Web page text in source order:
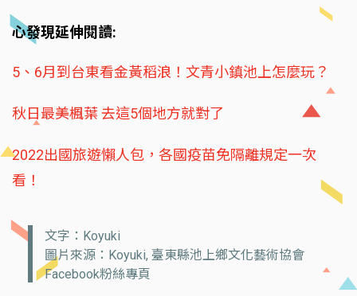
心發現延伸閱讀:
5、6月到台東看金黃稻浪！文青小鎮池上怎麼玩？
秋日最美楓葉 去這5個地方就對了
2022出國旅遊懶人包，各國疫苗免隔離規定一次
看！
文字：Koyuki
圖片來源：Koyuki, 臺東縣池上鄉文化藝術協會
Facebook粉絲專頁